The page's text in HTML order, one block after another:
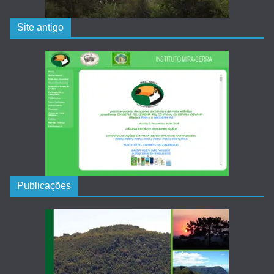
Site antigo
Publicações